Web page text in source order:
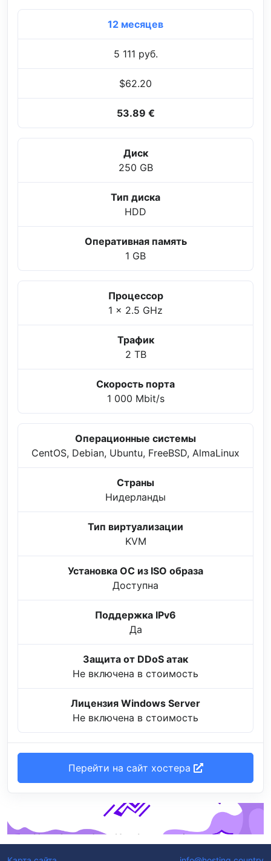
12 месяцев
5 111 руб.
$62.20
53.89 €
Диск
250 GB
Тип диска
HDD
Оперативная память
1 GB
Процессор
1 x 2.5 GHz
Трафик
2 TB
Скорость порта
1 000 Mbit/s
Операционные системы
CentOS, Debian, Ubuntu, FreeBSD, AlmaLinux
Страны
Нидерланды
Тип виртуализации
KVM
Установка ОС из ISO образа
Доступна
Поддержка IPv6
Да
Защита от DDoS атак
Не включена в стоимость
Лицензия Windows Server
Не включена в стоимость
Перейти на сайт хостера